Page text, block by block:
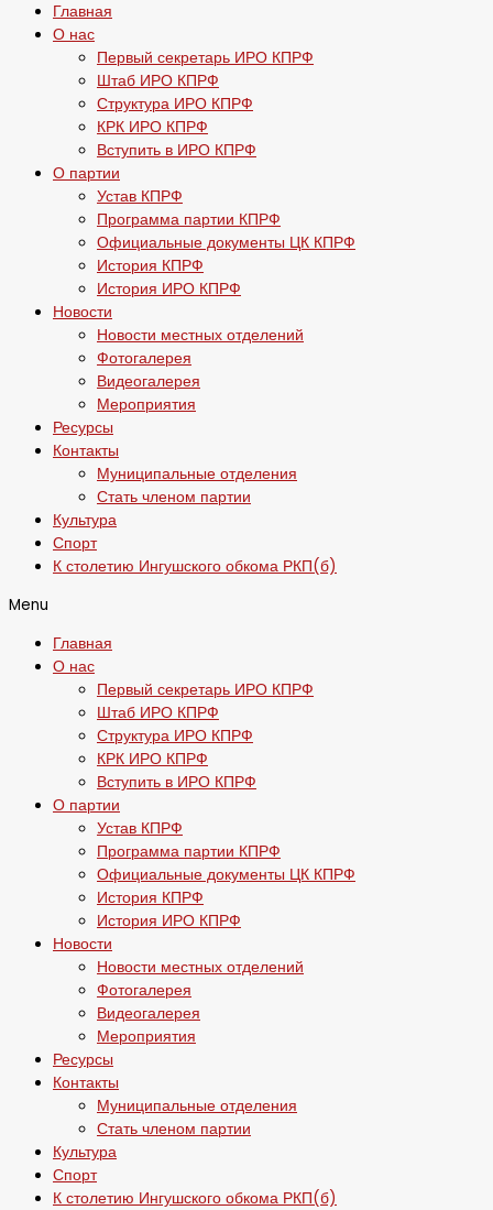
Главная
О нас
Первый секретарь ИРО КПРФ
Штаб ИРО КПРФ
Структура ИРО КПРФ
КРК ИРО КПРФ
Вступить в ИРО КПРФ
О партии
Устав КПРФ
Программа партии КПРФ
Официальные документы ЦК КПРФ
История КПРФ
История ИРО КПРФ
Новости
Новости местных отделений
Фотогалерея
Видеогалерея
Мероприятия
Ресурсы
Контакты
Муниципальные отделения
Стать членом партии
Культура
Спорт
К столетию Ингушского обкома РКП(б)
Menu
Главная
О нас
Первый секретарь ИРО КПРФ
Штаб ИРО КПРФ
Структура ИРО КПРФ
КРК ИРО КПРФ
Вступить в ИРО КПРФ
О партии
Устав КПРФ
Программа партии КПРФ
Официальные документы ЦК КПРФ
История КПРФ
История ИРО КПРФ
Новости
Новости местных отделений
Фотогалерея
Видеогалерея
Мероприятия
Ресурсы
Контакты
Муниципальные отделения
Стать членом партии
Культура
Спорт
К столетию Ингушского обкома РКП(б)